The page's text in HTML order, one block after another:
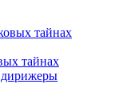
тайнах